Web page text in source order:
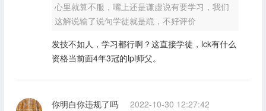
心里就算不服，嘴上还是谦虚说有要学习，我们
这解说输了说句学徒就是跪，不好评价
发技不如人，学习都行啊？这直接学徒，lck有什么
资格当前面4年3冠的lpl师父。
你明白你违规了吗
2022-10-30 12:27:42